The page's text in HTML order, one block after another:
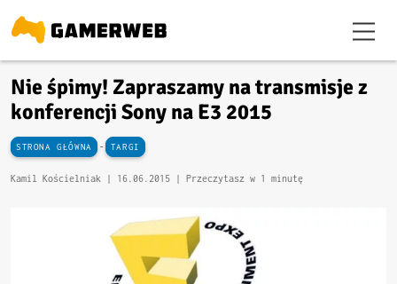
Nie śpimy! Zapraszamy na transmisje z
konferencji Sony na E3 2015
STRONA GŁÓWNA - TARGI
Kamil Kościelniak | 16.06.2015 | Przeczytasz w 1 minutę